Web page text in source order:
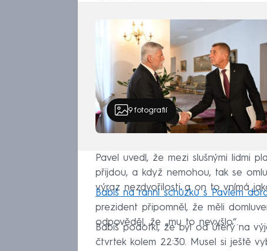
9fotografií
Pavel uvedl, že mezi slušnými lidmi
přijdou, a když nemohou, tak se
výraz nezdvořilosti a on to vnímá
Babiš na ranní schůzku s Pavlem
prezident připomněl, že měli
odpověděl, že „mu to nevyšlo“.
Babiš podotkl, že byl od úterý na
čtvrtek kolem 22:30. Musel si ještě